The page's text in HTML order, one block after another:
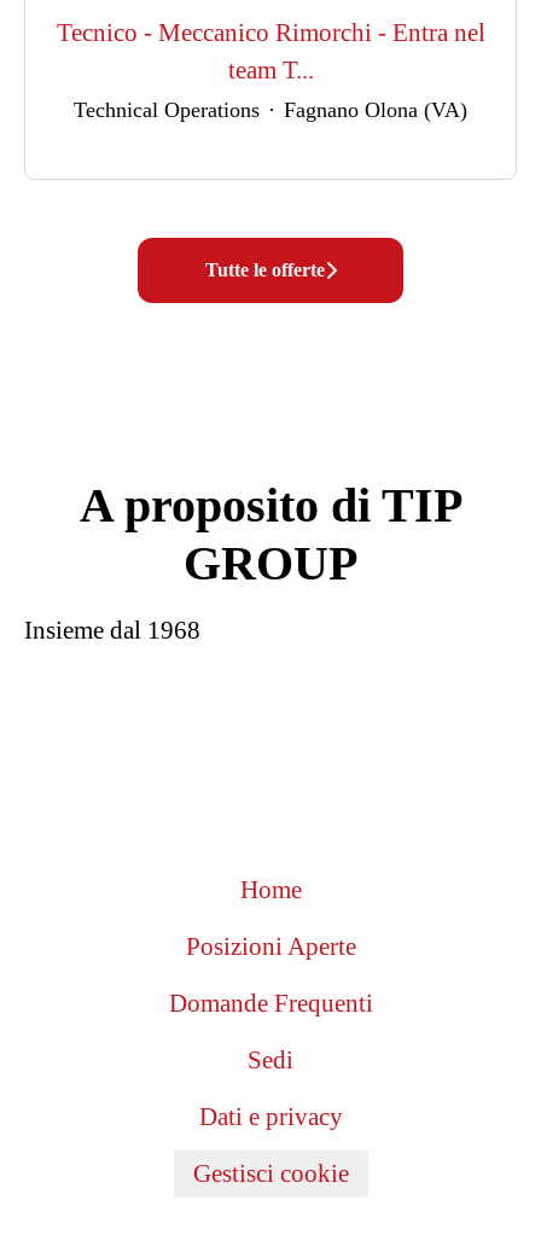
Tecnico - Meccanico Rimorchi - Entra nel
team T...
Technical Operations · Fagnano Olona (VA)
Tutte le offerte
A proposito di TIP
GROUP
Insieme dal 1968
Home
Posizioni Aperte
Domande Frequenti
Sedi
Dati e privacy
Gestisci cookie